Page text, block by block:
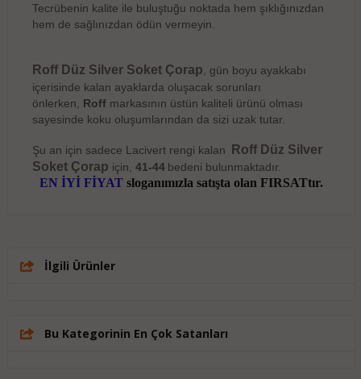
Tecrübenin kalite ile buluştuğu noktada hem şıklığınızdan
hem de sağlınızdan ödün vermeyin.
Roff Düz Silver Soket Çorap, gün boyu ayakkabı
içerisinde kalan ayaklarda oluşacak sorunları
önlerken, Roffmarkasının üstün kaliteli ürünü olması
sayesinde koku oluşumlarından da sizi uzak tutar.
Şu an için sadece Lacivert rengi kalan
Roff Düz Silver
Soket Çorap için, 41-44 bedeni bulunmaktadır.
EN İYİ FİYATsloganımızla satışta olan FIRSATtır.
İlgili Ürünler
Bu Kategorinin En Çok Satanları